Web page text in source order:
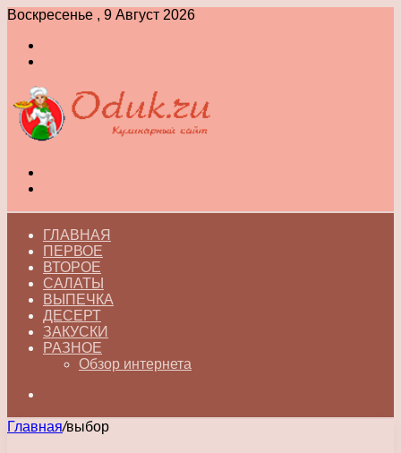
Воскресенье , 9 Август 2026
ГЛАВНАЯ
ПЕРВОЕ
ВТОРОЕ
САЛАТЫ
ВЫПЕЧКА
ДЕСЕРТ
ЗАКУСКИ
РАЗНОЕ
Обзор интернета
Главная/выбор